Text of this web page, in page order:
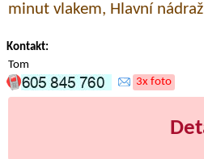
minut vlakem, Hlavní
Kontakt:
Tom
3x foto